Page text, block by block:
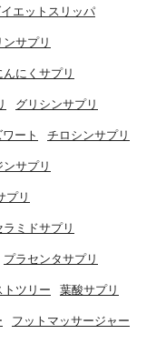
エットスリッパ
ンサプリ
んにくサプリ
グリシンサプリ
ート チロシンサプリ
ンサプリ
プリ
ラミドサプリ
プラセンタサプリ
トツリー 葉酸サプリ
フットマッサージャー